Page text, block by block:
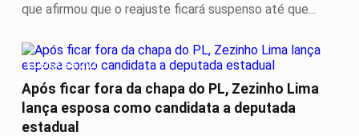
que afirmou que o reajuste ficará suspenso até que...
ELEIÇÕES 2026
Após ficar fora da chapa do PL, Zezinho Lima
lança esposa como candidata a deputada
estadual